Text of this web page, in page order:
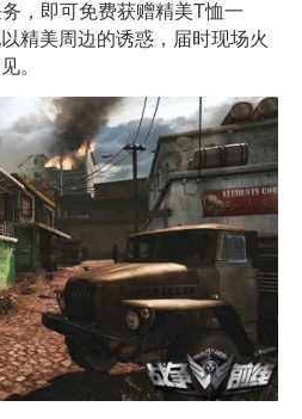
，即可免费获赠精美T恤一
精美周边的诱惑，届时现场火
。